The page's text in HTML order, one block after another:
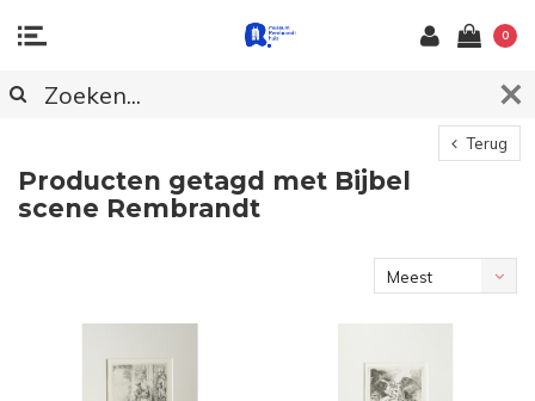
0
Terug
Producten getagd met Bijbel
scene Rembrandt
Meest